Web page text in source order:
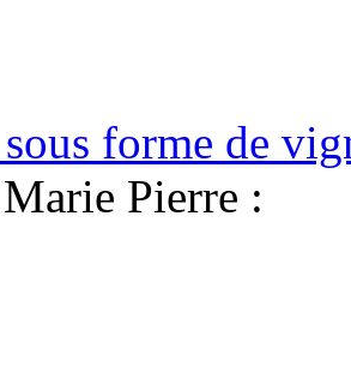
forme de
Pierre :